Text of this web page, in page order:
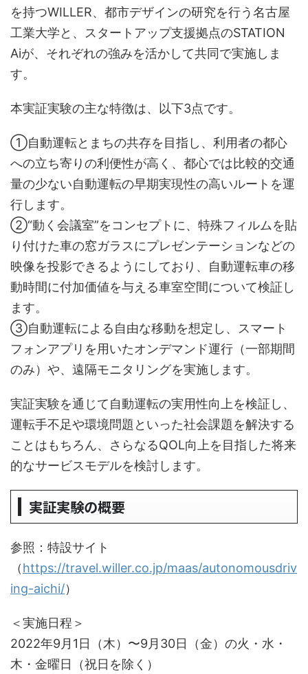
を持つWILLER、都市デザインの研究を行う名古屋
工業大学と、スタートアップ支援拠点のSTATION
Aiが、それぞれの強みを活かして共同で実施しま
す。
本実証実験の主な特徴は、以下3点です。
①自動運転とまちの共存を目指し、利用者の都心
への立ち寄りの利便性が高く、都心では比較的交通
量の少ない自動運転の早期実現性の高いルートを運
行します。
②“動く会議室”をコンセプトに、特殊フィルムを貼
り付けた車の窓ガラスにプレゼンテーションなどの
映像を投影できるようにしており、自動運転車の移
動時間に付加価値を与える車室空間について検証し
ます。
③自動運転による自由な移動を想定し、スマート
フォンアプリを用いたオンデマンド運行（一部期間
のみ）や、遠隔モニタリングを実施します。
実証実験を通じて自動運転の実用性向上を検証し、
運転手不足や環境問題といった社会課題を解決する
ことはもちろん、さらなるQOL向上を目指した将来
的なサービスモデルを検討します。
実証実験の概要
参照：特設サイト
（https://travel.willer.co.jp/maas/autonomousdriv
ing-aichi/）
＜実施日程＞
2022年9月1日（木）〜9月30日（金）の火・水・
木・金曜日（祝日を除く）